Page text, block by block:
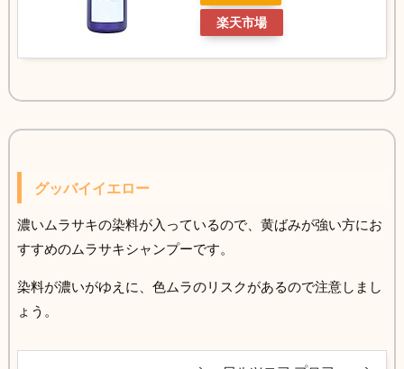
楽天市場
グッバイイエロー
濃いムラサキの染料が入っているので、黄ばみが強い方にお
すすめのムラサキシャンプーです。
染料が濃いがゆえに、色ムラのリスクがあるので注意しまし
ょう。